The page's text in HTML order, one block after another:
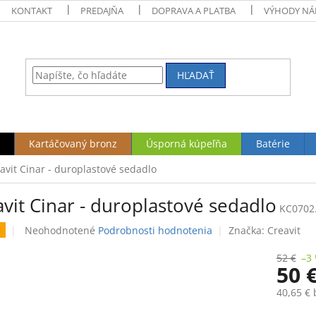
KONTAKT PREDAJŇA DOPRAVA A PLATBA VÝHODY
HĽADAŤ
Kartáčovaný bronz Úsporná kúpeľňa Batérie
Cinar - duroplastové sedadlo
Cinar - duroplastové sedadlo
Priemerné
Neohodnotené Podrobnosti hodnotenia Značka: Creavit
52 € –3
50
40,65 €